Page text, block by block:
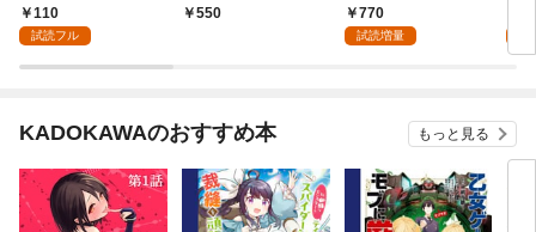
110
試読フル
550
で今夜も秘蜜を絡めと
る～【単行本】
770
試読増量
る
KADOKAWAのおすすめ本 もっと見る